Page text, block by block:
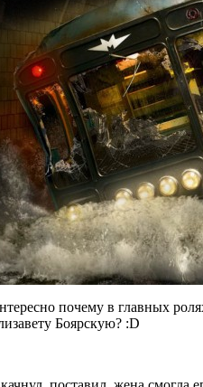
почему в главных
Боярскую? :D